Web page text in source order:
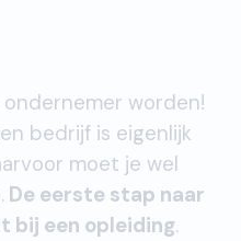
worden!
bedrijf is eigenlijk
moet je wel
De eerste stap naar
bij een opleiding.